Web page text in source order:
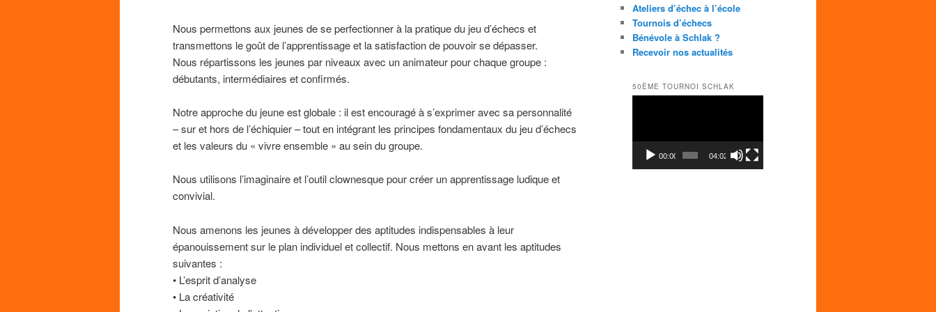
Nous permettons aux jeunes de se perfectionner à la pratique du jeu d’échecs et
transmettons le goût de l’apprentissage et la satisfaction de pouvoir se dépasser.
Nous répartissons les jeunes par niveaux avec un animateur pour chaque groupe :
débutants, intermédiaires et confirmés.
Notre approche du jeune est globale : il est encouragé à s’exprimer avec sa personnalité
– sur et hors de l’échiquier – tout en intégrant les principes fondamentaux du jeu d’échecs
et les valeurs du « vivre ensemble » au sein du groupe.
Nous utilisons l’imaginaire et l’outil clownesque pour créer un apprentissage ludique et
convivial.
Nous amenons les jeunes à développer des aptitudes indispensables à leur
épanouissement sur le plan individuel et collectif. Nous mettons en avant les aptitudes
suivantes :
• L’esprit d’analyse
• La créativité
h
e
r
h
Ateliers d’échec à l’école
Tournois d’échecs
Bénévole à Schlak ?
Recevoir nos actualités
50ÈME TOURNOI SCHLAK
00:00 04:02